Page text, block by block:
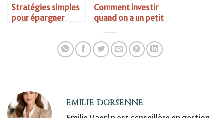
Stratégies simples
pour épargner
Comment investir
quand on a un petit
EMILIE DORSENNE